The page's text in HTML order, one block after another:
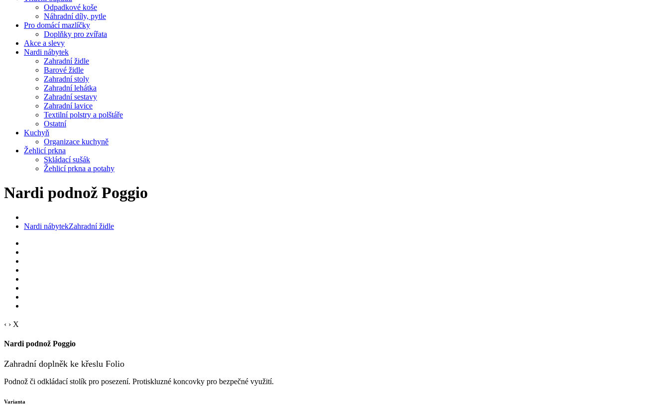
Odpadkové koše
Náhradní díly, pytle
Pro domácí mazlíčky
Doplňky pro zvířata
Akce a slevy
Nardi nábytek
Zahradní židle
Barové židle
Zahradní stoly
Zahradní lehátka
Zahradní sestavy
Zahradní lavice
Textilní polstry a polštáře
Ostatní
Kuchyň
Organizace kuchyně
Žehlicí prkna
Skládací sušák
Žehlicí prkna a potahy
Nardi podnož Poggio
Nardi nábytekZahradní židle
‹ › X
Nardi podnož Poggio
Zahradní doplněk ke křeslu Folio
Podnož či odkládací stolík pro posezení. Protiskluzné koncovky pro bezpečné využití.
Varianta